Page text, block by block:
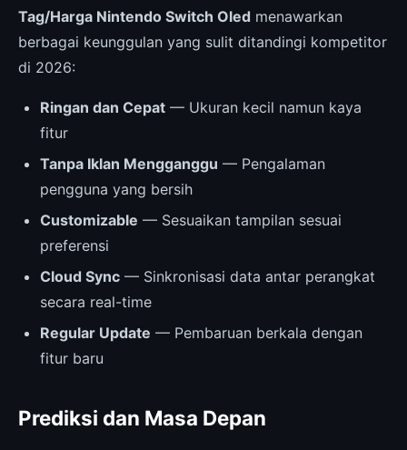
Tag/Harga Nintendo Switch Oled menawarkan
berbagai keunggulan yang sulit ditandingi kompetitor
di 2026:
Ringan dan Cepat — Ukuran kecil namun kaya
fitur
Tanpa Iklan Mengganggu — Pengalaman
pengguna yang bersih
Customizable — Sesuaikan tampilan sesuai
preferensi
Cloud Sync — Sinkronisasi data antar perangkat
secara real-time
Regular Update — Pembaruan berkala dengan
fitur baru
Prediksi dan Masa Depan